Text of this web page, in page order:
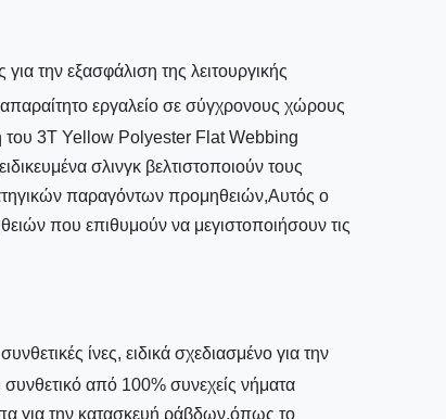
την εξασφάλιση της λειτουργικής
απαραίτητο εργαλείο σε σύγχρονους χώρους
του 3T Yellow Polyester Flat Webbing
σλινγκ βελτιστοποιούν τους
παραγόντων προμηθειών,Αυτός ο
που επιθυμούν να μεγιστοποιήσουν τις
ίνες, ειδικά σχεδιασμένο για την
από 100% συνεχείς νήματα
για την κατασκευή ράβδων,όπως το